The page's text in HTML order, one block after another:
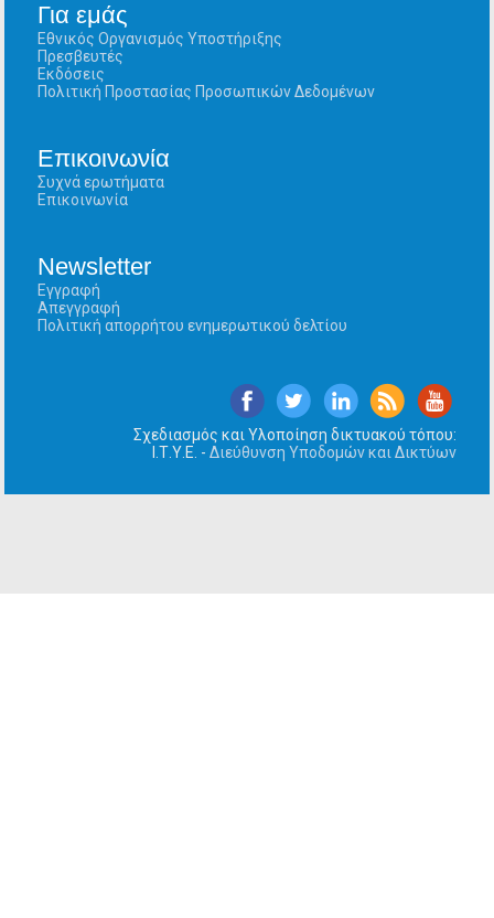
Για εμάς
Εθνικός Οργανισμός Υποστήριξης
Πρεσβευτές
Εκδόσεις
Πολιτική Προστασίας Προσωπικών Δεδομένων
Επικοινωνία
Συχνά ερωτήματα
Επικοινωνία
Newsletter
Εγγραφή
Απεγγραφή
Πολιτική απορρήτου ενημερωτικού δελτίου
Σχεδιασμός και Υλοποίηση δικτυακού τόπου:
Ι.Τ.Υ.Ε. - Διεύθυνση Υποδομών και Δικτύων